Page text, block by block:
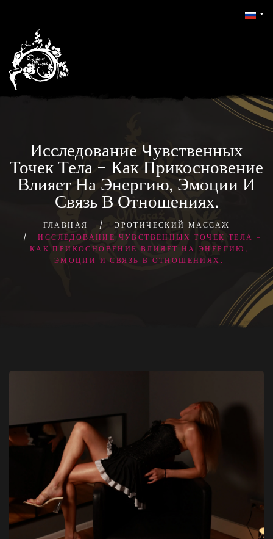
Исследование Чувственных
Точек Тела – Как Прикосновение
Влияет На Энергию, Эмоции И
Связь В Отношениях.
ГЛАВНАЯ
ЭРОТИЧЕСКИЙ МАССАЖ
ИССЛЕДОВАНИЕ ЧУВСТВЕННЫХ ТОЧЕК ТЕЛА –
КАК ПРИКОСНОВЕНИЕ ВЛИЯЕТ НА ЭНЕРГИЮ,
ЭМОЦИИ И СВЯЗЬ В ОТНОШЕНИЯХ.